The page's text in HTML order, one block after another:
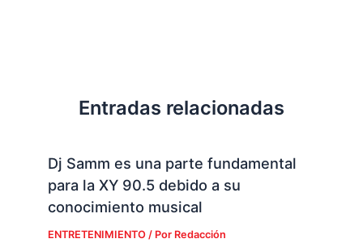
Entradas relacionadas
Dj Samm es una parte fundamental
para la XY 90.5 debido a su
conocimiento musical
ENTRETENIMIENTO/ Por Redacción